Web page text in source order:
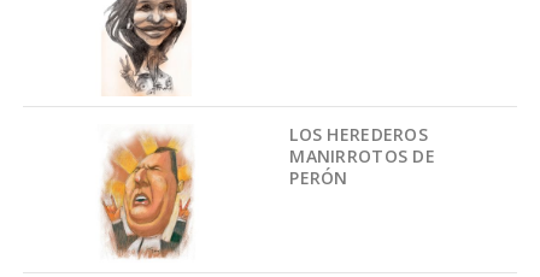
LOS HEREDEROS
MANIRROTOS DE
PERÓN